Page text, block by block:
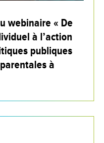
webinaire « De
à l’action
publiques
à